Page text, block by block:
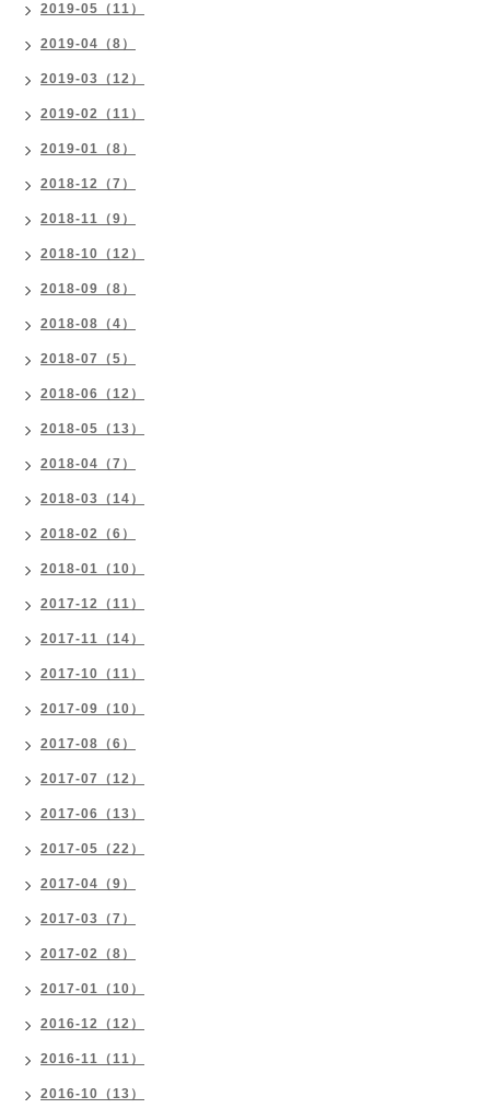
2019-05（11）
2019-04（8）
2019-03（12）
2019-02（11）
2019-01（8）
2018-12（7）
2018-11（9）
2018-10（12）
2018-09（8）
2018-08（4）
2018-07（5）
2018-06（12）
2018-05（13）
2018-04（7）
2018-03（14）
2018-02（6）
2018-01（10）
2017-12（11）
2017-11（14）
2017-10（11）
2017-09（10）
2017-08（6）
2017-07（12）
2017-06（13）
2017-05（22）
2017-04（9）
2017-03（7）
2017-02（8）
2017-01（10）
2016-12（12）
2016-11（11）
2016-10（13）